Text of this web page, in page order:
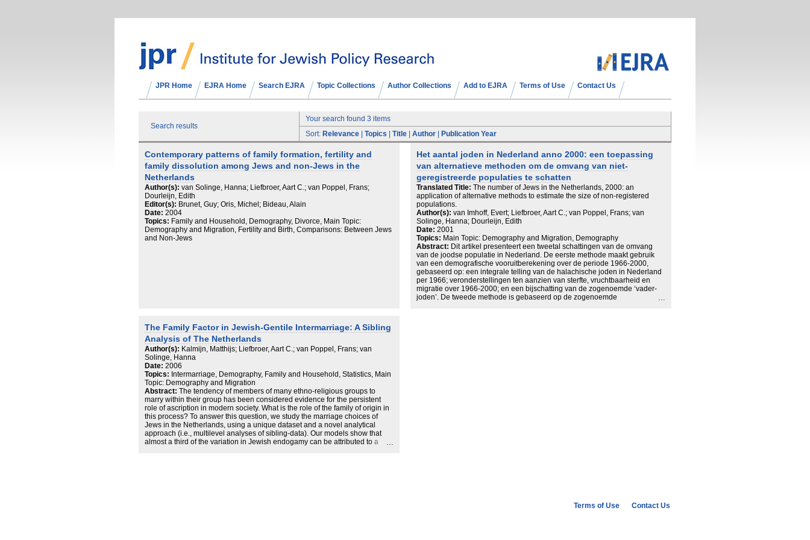
JPR Home EJRA Home Search EJRA Topic Collections Author Collections Add to EJRA Terms of Use Contact Us
Search results
Your search found 3 items
Sort: Relevance Topics Title Author Publication Year
Contemporary patterns of family formation, fertility and
family dissolution among Jews and non-Jews in the
Netherlands
Author(s): van Solinge, Hanna; Liefbroer, Aart C.; van Poppel, Frans;
Dourleijn, Edith
Editor(s): Brunet, Guy; Oris, Michel; Bideau, Alain
Date: 2004
Topics: Family and Household, Demography, Divorce, Main Topic:
Demography and Migration, Fertility and Birth, Comparisons: Between Jews
and Non-Jews
Het aantal joden in Nederland anno 2000: een toepassing
van alternatieve methoden om de omvang van niet-
geregistreerde populaties te schatten
Translated Title: The number of Jews in the Netherlands, 2000: an
application of alternative methods to estimate the size of non-registered
populations.
Author(s): van Imhoff, Evert; Liefbroer, Aart C.; van Poppel, Frans; van
Solinge, Hanna; Dourleijn, Edith
Date: 2001
Topics: Main Topic: Demography and Migration, Demography
Abstract: Dit artikel presenteert een tweetal schattingen van de omvang
van de joodse populatie in Nederland. De eerste methode maakt gebruik
van een demografische vooruitberekening over de periode 1966-2000,
gebaseerd op: een integrale telling van de halachische joden in Nederland
per 1966; veronderstellingen ten aanzien van sterfte, vruchtbaarheid en
migratie over 1966-2000; en een bijschatting van de zogenoemde ‘vader-
joden’. De tweede methode is gebaseerd op de zogenoemde
The Family Factor in Jewish-Gentile Intermarriage: A Sibling
Analysis of The Netherlands
Author(s): Kalmijn, Matthijs; Liefbroer, Aart C.; van Poppel, Frans; van
Solinge, Hanna
Date: 2006
Topics: Intermarriage, Demography, Family and Household, Statistics, Main
Topic: Demography and Migration
Abstract: The tendency of members of many ethno-religious groups to
marry within their group has been considered evidence for the persistent
role of ascription in modern society. What is the role of the family of origin in
this process? To answer this question, we study the marriage choices of
Jews in the Netherlands, using a unique dataset and a novel analytical
approach (i.e., multilevel analyses of sibling-data). Our models show that
almost a third of the variation in Jewish endogamy can be attributed to a
Terms of Use Contact Us